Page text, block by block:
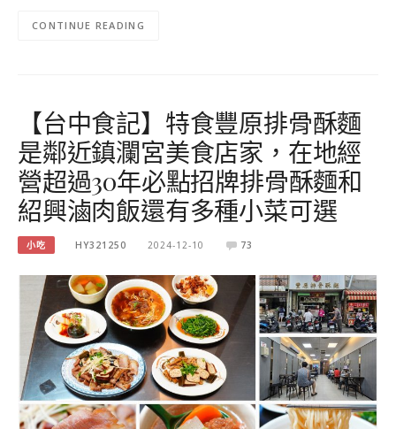
CONTINUE READING
【台中食記】特食豐原排骨酥麵
是鄰近鎮瀾宮美食店家，在地經
營超過30年必點招牌排骨酥麵和
紹興滷肉飯還有多種小菜可選
小吃 HY321250 2024-12-10 73